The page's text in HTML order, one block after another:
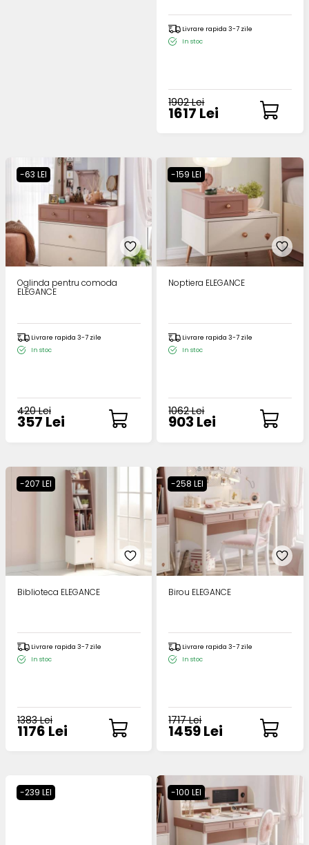
Livrare rapida 3-7 zile
In stoc
1902 Lei
1617 Lei
-63 LEI
Oglinda pentru comoda
ELEGANCE
Livrare rapida 3-7 zile
In stoc
420 Lei
357 Lei
-159 LEI
Noptiera ELEGANCE
Livrare rapida 3-7 zile
In stoc
1062 Lei
903 Lei
-207 LEI
Biblioteca ELEGANCE
Livrare rapida 3-7 zile
In stoc
1383 Lei
1176 Lei
-258 LEI
Birou ELEGANCE
Livrare rapida 3-7 zile
In stoc
1717 Lei
1459 Lei
-239 LEI -100 LEI